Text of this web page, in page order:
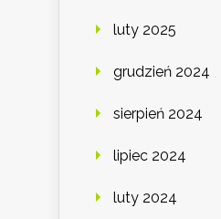
luty 2025
grudzień 2024
sierpień 2024
lipiec 2024
luty 2024